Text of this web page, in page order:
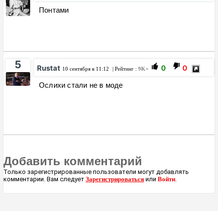
Понтами
5 Rustat 10 сентября в 11:12 | Рейтинг : 9K+ 0 0
Ослихи стали не в моде
Добавить комментарий
Только зарегистрированные пользователи могут добавлять
комментарии. Вам следует Зарегистрироваться или Войти.